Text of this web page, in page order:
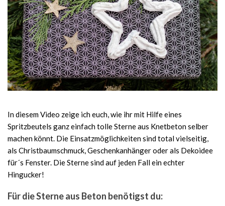
In diesem Video zeige ich euch, wie ihr mit Hilfe eines
Spritzbeutels ganz einfach tolle Sterne aus Knetbeton selber
machen könnt. Die Einsatzmöglichkeiten sind total vielseitig,
als Christbaumschmuck, Geschenkanhänger oder als Dekoidee
für´s Fenster. Die Sterne sind auf jeden Fall ein echter
Hingucker!
Für die Sterne aus Beton benötigst du: